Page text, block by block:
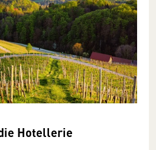
Hotellerie